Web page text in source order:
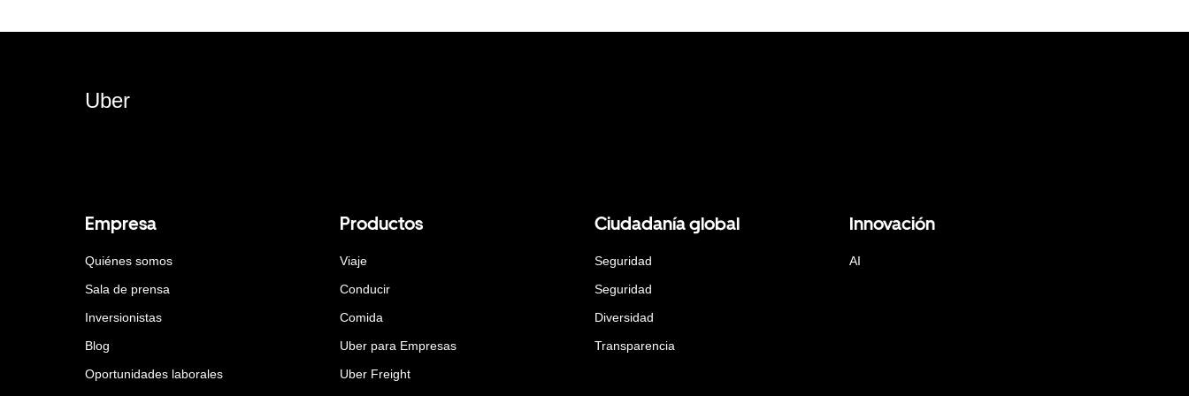
Uber
Empresa
Quiénes somos
Sala de prensa
Inversionistas
Blog
Oportunidades laborales
Productos
Viaje
Conducir
Comida
Uber para Empresas
Uber Freight
Ciudadanía global
Seguridad
Seguridad
Diversidad
Transparencia
Innovación
AI